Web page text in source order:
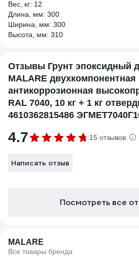
Вес, кг: 12
Длина, мм: 300
Ширина, мм: 300
Высота, мм: 310
Отзывы Грунт эпоксидный
MALARE двухкомпонентная
антикоррозионная
RAL 7040, 10 кг + 1 кг
4610362815486
4.7 15 отзывов
Написать отзыв
Посмотреть все
MALARE
Все товары бренда